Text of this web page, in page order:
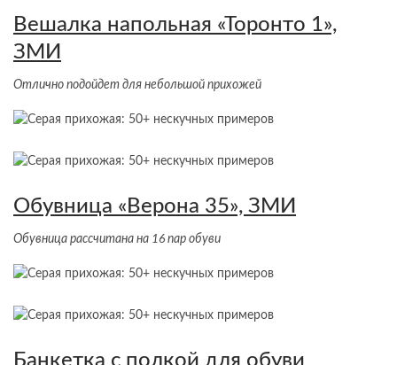
Вешалка напольная «Торонто 1»,
ЗМИ
Отлично подойдет для небольшой прихожей
Обувница «Верона 35», ЗМИ
Обувница рассчитана на 16 пар обуви